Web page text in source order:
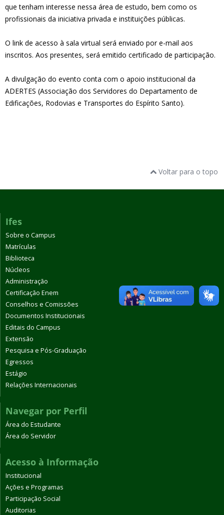
que tenham interesse nessa área de estudo, bem como os
profissionais da iniciativa privada e instituições públicas.
O link de acesso à sala virtual será enviado por e-mail aos
inscritos. Aos presentes, será emitido certificado de participação.
A divulgação do evento conta com o apoio institucional da
ADERTES (Associação dos Servidores do Departamento de
Edificações, Rodovias e Transportes do Espírito Santo).
Voltar para o topo
Ifes
Sobre o Campus
Matrículas
Biblioteca
Núcleos
Administração
Certificação Enem
Conselhos e Comissões
Documentos Institucionais
Editais do Campus
Extensão
Pesquisa e Pós-Graduação
Egressos
Estágio
Relações Internacionais
Navegar por Perfil
Área do Estudante
Área do Servidor
Acesso à Informação
Institucional
Ações e Programas
Participação Social
Auditorias